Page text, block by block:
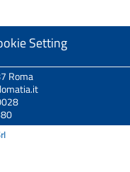
Setting
Roma